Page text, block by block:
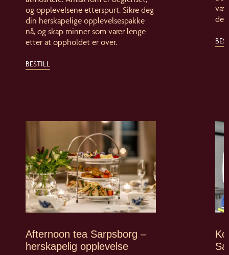
og opplevelsene etterspurt. Sikre deg
din herskapelige opplevelsespakke
nå, og skap minner som varer lenge
etter at oppholdet er over.
BESTILL
Afternoon tea Sarpsborg –
herskapelig opplevelse